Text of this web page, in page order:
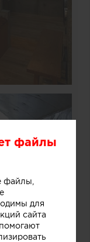
файлы
файлы,
для
сайта